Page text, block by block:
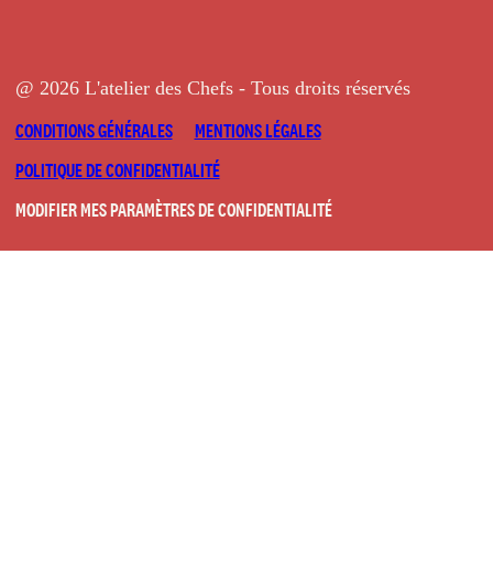
@ 2026 L'atelier des Chefs - Tous droits réservés
CONDITIONS GÉNÉRALES
MENTIONS LÉGALES
POLITIQUE DE CONFIDENTIALITÉ
MODIFIER MES PARAMÈTRES DE CONFIDENTIALITÉ